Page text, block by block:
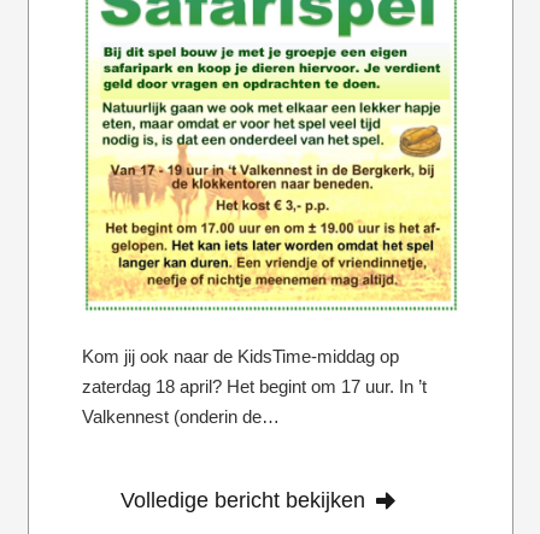
Kom jij ook naar de KidsTime-middag op
zaterdag 18 april? Het begint om 17 uur. In ’t
Valkennest (onderin de…
Volledige bericht bekijken